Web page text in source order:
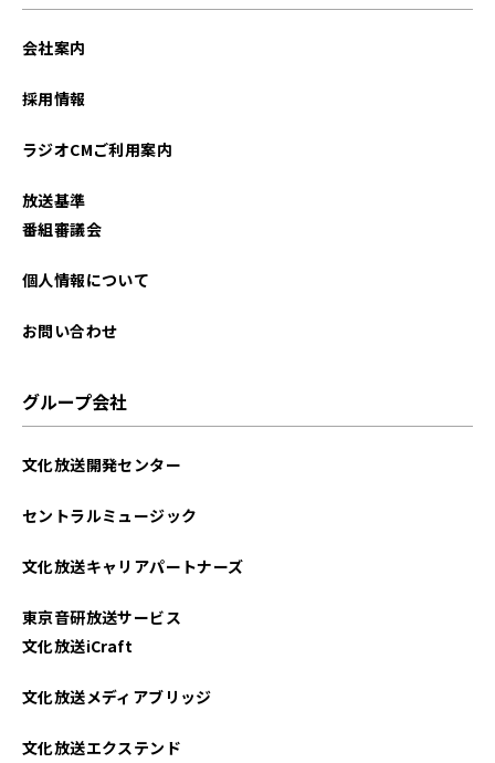
2024年10月
2024年07月
会社案内
採用情報
ラジオCMご利用案内
放送基準
番組審議会
個人情報について
お問い合わせ
グループ会社
文化放送開発センター
セントラルミュージック
文化放送キャリアパートナーズ
東京音研放送サービス
文化放送iCraft
文化放送メディアブリッジ
文化放送エクステンド